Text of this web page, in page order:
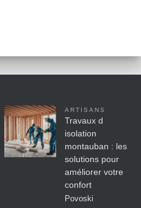
ARTISANS
Travaux d
isolation
montauban : les
solutions pour
améliorer votre
confort
Povoski